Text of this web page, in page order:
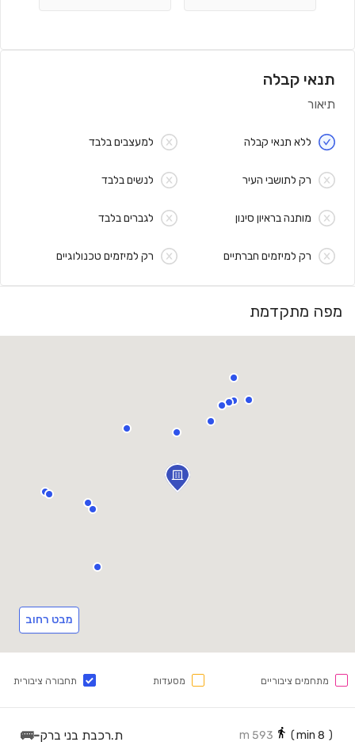
תנאי קבלה
תיאור
ללא תנאי קבלה
רק לתושבי העיר
מותנה בראיון סינון
רק למיזמים חברתיים
למעצבים בלבד
לנשים בלבד
לגברים בלבד
רק למיזמים טכנולוגיים
מפה מתקדמת
מבט רחוב
מתחמים ציבוריים מסעדות תחבורה ציבורית
(
8
593 m ת.רכבת בני ברק-
🚌